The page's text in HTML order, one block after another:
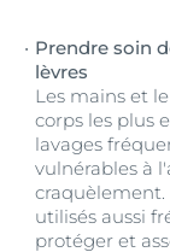
Prendre soin
lèvres
Les mains et
corps les plus
lavages
vulnérables à
utilisés aussi
protéger et